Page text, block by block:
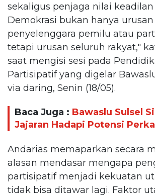
sekaligus penjaga nilai
Demokrasi bukan hanya urusan
penyelenggara pemilu atau
tetapi urusan seluruh rakyat,"
saat mengisi sesi pada
Partisipatif yang digelar
via daring, Senin (18/05).
Baca Juga : Bawaslu Sulsel
Jajaran Hadapi Potensi
Andarias memaparkan secara
alasan mendasar mengapa
partisipatif menjadi kekuatan
tidak bisa ditawar lagi. Faktor